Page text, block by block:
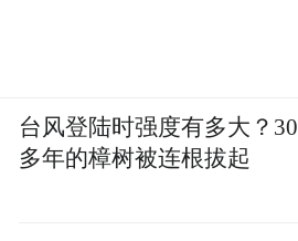
台风登陆时强度有多大？30
多年的樟树被连根拔起